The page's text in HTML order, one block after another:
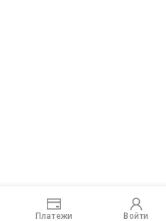
Платежи Войти